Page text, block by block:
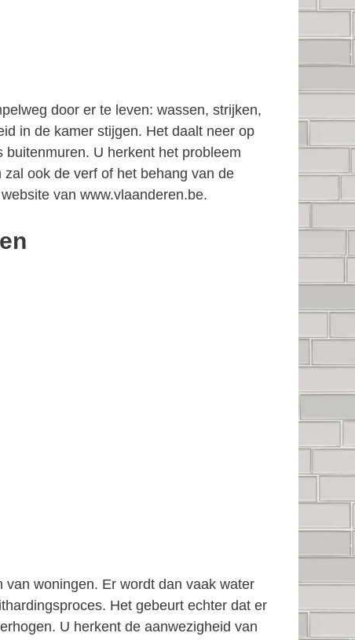
door er te leven: wassen, strijken,
in de kamer stijgen. Het daalt neer op
U herkent het probleem
ook de verf of het behang van de
van www.vlaanderen.be.
woningen. Er wordt dan vaak water
Het gebeurt echter dat er
U herkent de aanwezigheid van